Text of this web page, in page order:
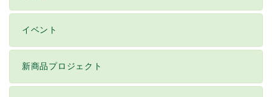
イベント
新商品プロジェクト